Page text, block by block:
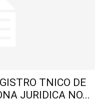
TNICO DE
JURIDICA NO...